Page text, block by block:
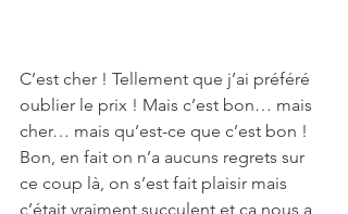
C’est cher ! Tellement que j’ai préféré
oublier le prix ! Mais c’est bon… mais
cher… mais qu’est-ce que c’est bon !
Bon, en fait on n’a aucuns regrets sur
ce coup là, on s’est fait plaisir mais
c’était vraiment succulent et ça nous a